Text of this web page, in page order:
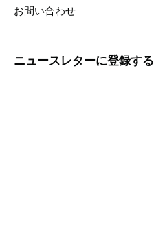
お問い合わせ
ニュースレターに登録する